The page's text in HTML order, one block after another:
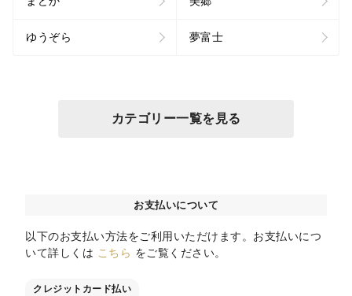
ゆうぞら 夢富士
カテゴリー一覧を見る
お支払いについて
以下のお支払い方法をご利用いただけます。お支払いにつ
いて詳しくは こちら をご覧ください。
クレジットカード払い